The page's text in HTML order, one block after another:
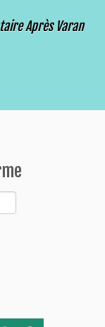
Après Varan